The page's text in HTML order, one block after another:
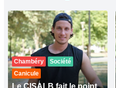
Chambéry
Société
Canicule
Le CISALB fait le point